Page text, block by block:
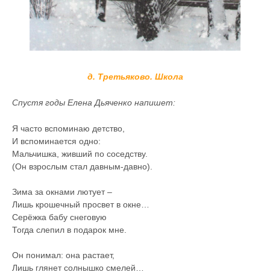
д. Третьяково. Школа
Спустя годы Елена Дьяченко напишет:
Я часто вспоминаю детство,
И вспоминается одно:
Мальчишка, живший по соседству.
(Он взрослым стал давным-давно).
Зима за окнами лютует –
Лишь крошечный просвет в окне…
Серёжка бабу снеговую
Тогда слепил в подарок мне.
Он понимал: она растает,
Лишь глянет солнышко смелей…